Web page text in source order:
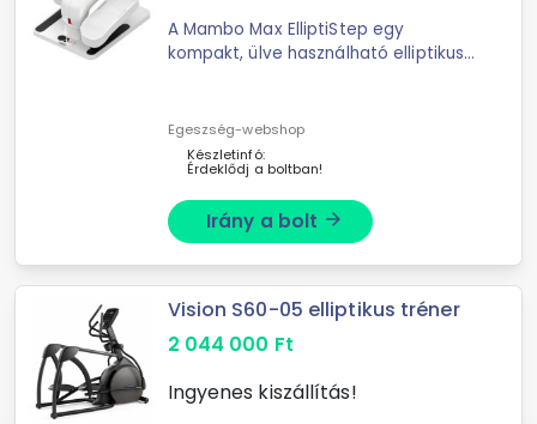
A Mambo Max ElliptiStep egy
kompakt, ülve használható elliptikus
vagy rehabilitációs célú használatra.
A ...
Egeszség-webshop
Készletinfó:
Érdeklődj a boltban!
Irány a bolt arrow_forward
Vision S60-05 elliptikus tréner
2 044 000 Ft
Ingyenes kiszállítás!